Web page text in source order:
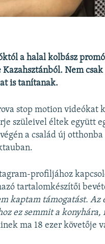
a halal kolbász
Nem csak
is tanítanak.
stop motion videókat
szüleivel éltek együtt
a család új
profiljához
tartalomkészítői
kaptam támogatást. Az
ez semmit a konyhára,
ma 18 ezer követője